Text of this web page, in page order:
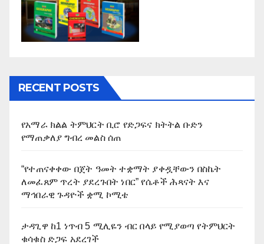
RECENT POSTS
የአማራ ክልል ትምህርት ቢሮ የድጋፍና ክትትል ቡድን
የማጠቃለያ ግብረ መልስ ሰጠ
“የተጠናቀቀው በጀት ዓመት ተቋማት ያቀዷቸውን በስኬት
ለመፈጸም ጥረት ያደረጉበት ነበር” የሴቶች ሕጻናት እና
ማኅበራዊ ጉዳዮች ቋሚ ኮሚቴ
ታዳጊዋ ከ1 ነጥብ 5 ሚሊዬን ብር በላይ የሚያወጣ የትምህርት
ቁሳቁስ ድጋፍ አደረገች